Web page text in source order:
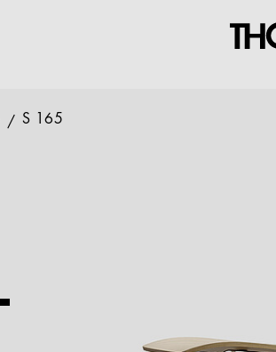
S 165